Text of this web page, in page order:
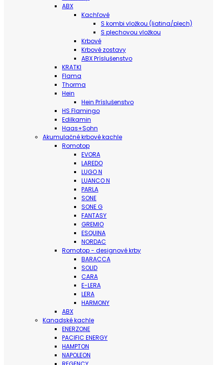
ABX
Kachľové
S kombi vložkou (liatina/plech)
S plechovou vložkou
Krbové
Krbové zostavy
ABX Príslušenstvo
KRATKI
Flama
Thorma
Hein
Hein Príslušenstvo
HS Flamingo
Edilkamin
Haas+Sohn
Akumulačné krbové kachle
Romotop
EVORA
LAREDO
LUGO N
LUANCO N
PARLA
SONE
SONE G
FANTASY
GREMIO
ESQUINA
NORDAC
Romotop - designové krby
BARACCA
SOLID
CARA
E-LERA
LERA
HARMONY
ABX
Kanadské kachle
ENERZONE
PACIFIC ENERGY
HAMPTON
NAPOLEON